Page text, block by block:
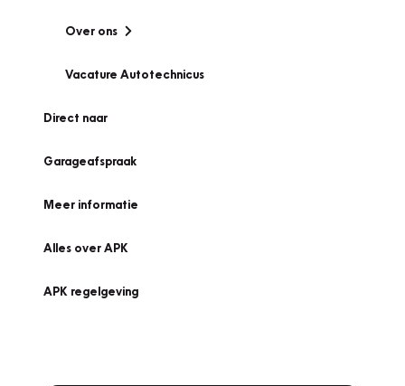
Over ons
Vacature Autotechnicus
Direct naar
Garageafspraak
Meer informatie
Alles over APK
APK regelgeving